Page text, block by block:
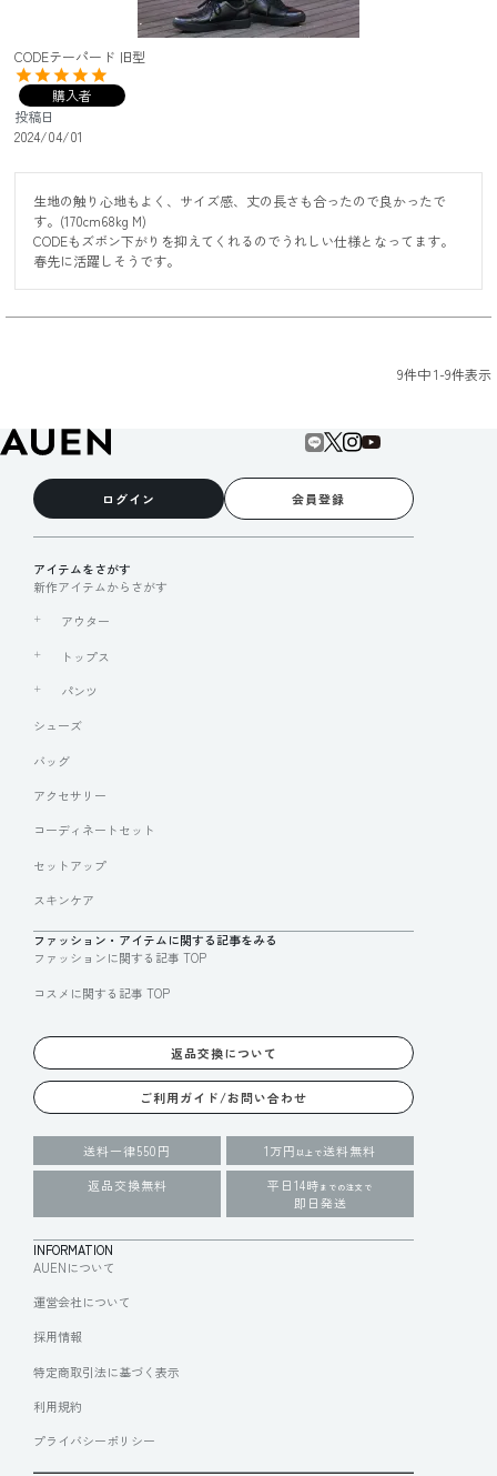
CODEテーパード 旧型
購入者
投稿日
2024/04/01
生地の触り心地もよく、サイズ感、丈の長さも合ったので良かったで
す。(170cm68kg M)
CODEもズボン下がりを抑えてくれるのでうれしい仕様となってます。
春先に活躍しそうです。
9件中1-9件表示
ログイン 会員登録
アイテムをさがす
新作アイテムからさがす
アウター
トップス
パンツ
シューズ
バッグ
アクセサリー
コーディネートセット
セットアップ
スキンケア
ファッション・アイテムに関する記事をみる
ファッションに関する記事 TOP
コスメに関する記事 TOP
返品交換について
ご利用ガイド/お問い合わせ
送料一律550円 1万円 以上で送料無料
返品交換無料
平日14時 までの注文で
即日発送
INFORMATION
AUENについて
運営会社について
採用情報
特定商取引法に基づく表示
利用規約
プライバシーポリシー